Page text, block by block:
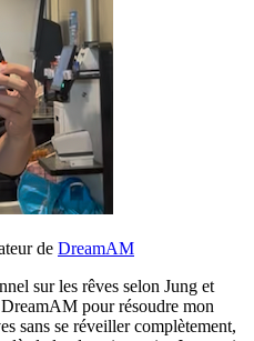
de DreamAM
sur les rêves selon Jung et
pour résoudre mon
sans se réveiller complètement,